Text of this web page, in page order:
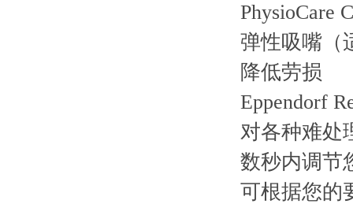
PhysioCare
弹性吸嘴（
降低劳损
Eppendorf
对各种难处
数秒内调节
可根据您的